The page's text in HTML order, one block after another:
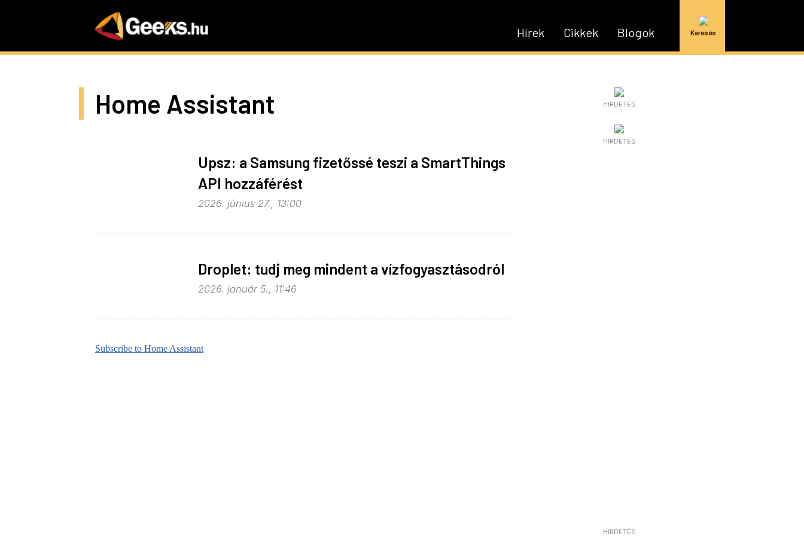
Blogok
Cikkek
Hírek Keresés
HIRDETÉS
HIRDETÉS
HIRDETÉS
Home Assistant
Upsz: a Samsung fizetőssé teszi a SmartThings
API hozzáférést
2026. június 27., 13:00
Droplet: tudj meg mindent a vízfogyasztásodról
2026. január 5., 11:46
Subscribe to Home Assistant